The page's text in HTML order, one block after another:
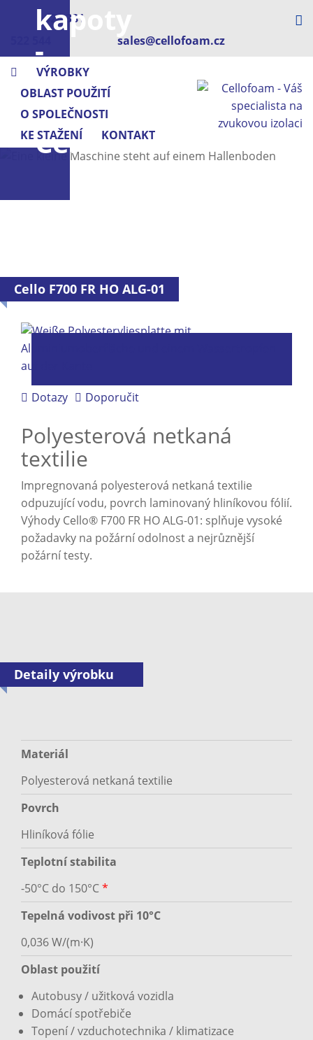
+420 381
sales@cellofoam.cz
VÝROBKY
OBLAST POUŽITÍ
O SPOLEČNOSTI
KE STAŽENÍ
KONTAKT
kapoty
-
z
pěny
Cellofoam
Cello F700 FR HO ALG-01
Dotazy Doporučit
Polyesterová netkaná
textilie
Impregnovaná polyesterová netkaná textilie
odpuzující vodu, povrch laminovaný hliníkovou fólií.
Výhody Cello® F700 FR HO ALG-01: splňuje vysoké
požadavky na požární odolnost a nejrůznější
požární testy.
Detaily výrobku
Materiál
Polyesterová netkaná textilie
Povrch
Hliníková fólie
Teplotní stabilita
-50°C do 150°C*
Tepelná vodivost při 10°C
0,036 W/(m·K)
Oblast použití
Autobusy / užitková vozidla
Domácí spotřebiče
Topení / vzduchotechnika / klimatizace